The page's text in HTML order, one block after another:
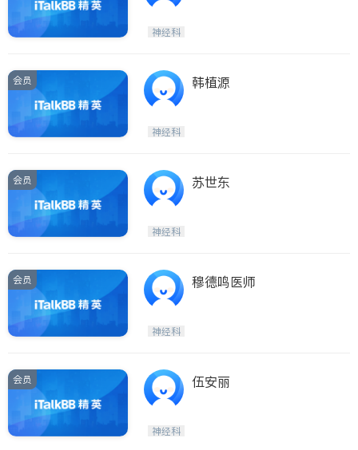
神经科
会员 韩植源
神经科
会员 苏世东
神经科
会员 穆德鸣医师
神经科
会员 伍安丽
神经科